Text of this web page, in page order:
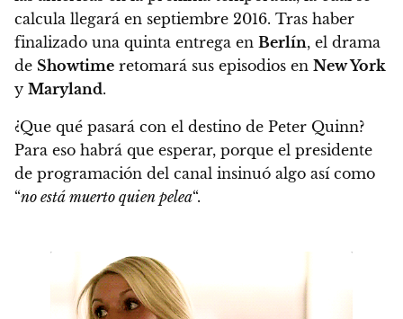
calcula llegará en septiembre 2016. Tras haber
finalizado una quinta entrega en Berlín, el drama
de Showtime retomará sus episodios en New York
y Maryland.
¿Que qué pasará con el destino de Peter Quinn?
Para eso habrá que esperar, porque el presidente
de programación del canal insinuó algo así como
“no está muerto quien pelea“.